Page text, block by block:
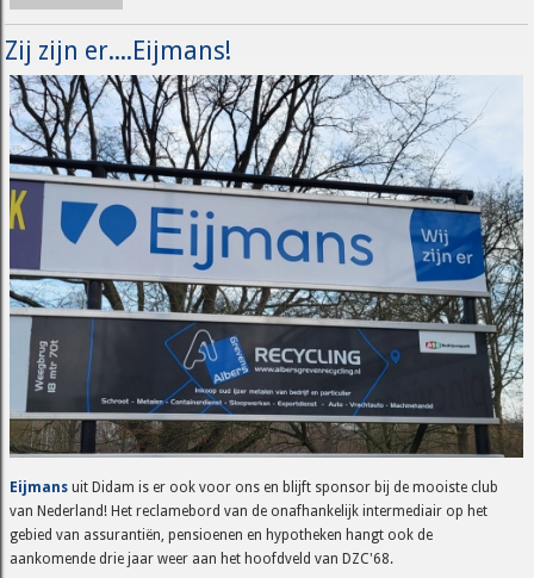
Zij zijn er....Eijmans!
Eijmans uit Didam is er ook voor ons en blijft sponsor bij de mooiste club
van Nederland! Het reclamebord van de onafhankelijk intermediair op het
gebied van assurantiën, pensioenen en hypotheken hangt ook de
aankomende drie jaar weer aan het hoofdveld van DZC'68.